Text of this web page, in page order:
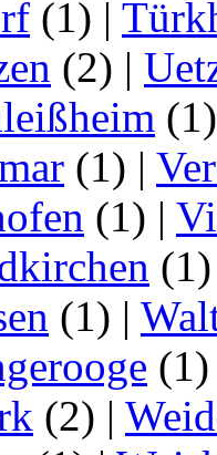
(1) |
(2) |
(1)
(1) |
(1) |
(1)
(1) |
(1)
(2) |